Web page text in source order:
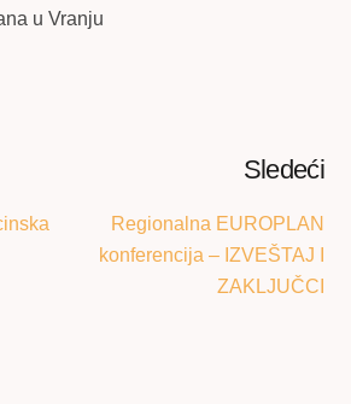
u Vranju
Sledeći
Regionalna EUROPLAN
konferencija – IZVEŠTAJ I
ZAKLJUČCI